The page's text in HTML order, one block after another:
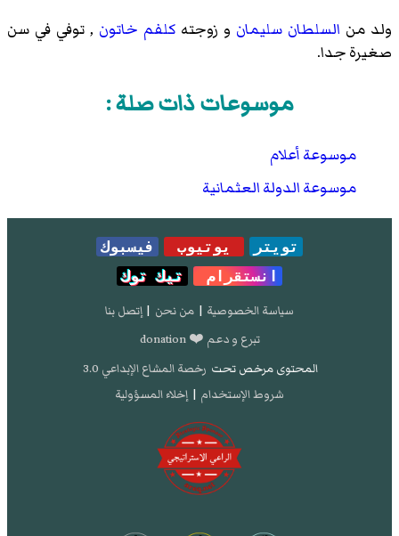
ولد من السلطان سليمان و زوجته كلفم خاتون , توفي في سن
صغيرة جدا.
موسوعات ذات صلة :
موسوعة أعلام
موسوعة الدولة العثمانية
تويتر يوتيوب
فيسبوك
انستقرام
تيك توك
سياسة الخصوصية | من نحن | إتصل بنا
تبرع و دعم ❤️ donation
المحتوى مرخص تحت رخصة المشاع الإبداعي 3.0
شروط الإستخدام | إخلاء المسؤولية